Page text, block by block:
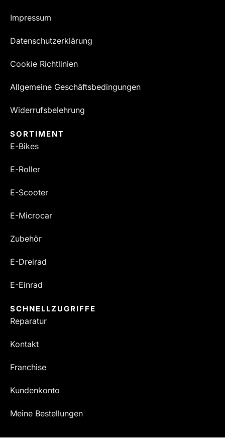
Impressum
Datenschutzerklärung
Cookie Richtlinien
Allgemeine Geschäftsbedingungen
Widerrufsbelehrung
SORTIMENT
E-Bikes
E-Roller
E-Scooter
E-Microcar
Zubehör
E-Dreirad
E-Einrad
SCHNELLZUGRIFFE
Reparatur
Kontakt
Franchise
Kundenkonto
Meine Bestellungen